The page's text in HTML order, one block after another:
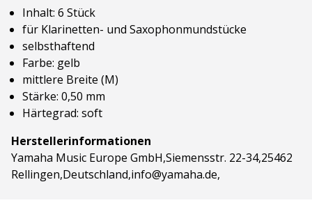
Inhalt: 6 Stück
für Klarinetten- und Saxophonmundstücke
selbsthaftend
Farbe: gelb
mittlere Breite (M)
Stärke: 0,50 mm
Härtegrad: soft
Herstellerinformationen
Yamaha Music Europe GmbH,Siemensstr. 22-34,25462
Rellingen,Deutschland,info@yamaha.de,